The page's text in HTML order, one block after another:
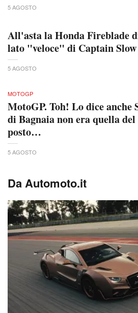
5 AGOSTO
All'asta la Honda Fireblade
lato "veloce" di Captain Slow
5 AGOSTO
MOTOGP
MotoGP. Toh! Lo dice anche
di Bagnaia non era quella del
posto…
5 AGOSTO
Da Automoto.it